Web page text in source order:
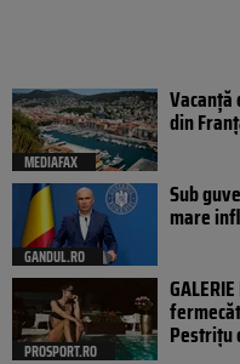
MEDIAFAX
din
GANDUL.RO
Sub
mare
PROSPORT.RO Pestrițu